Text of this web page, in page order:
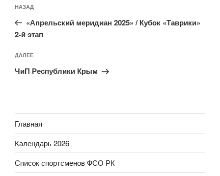
по
записям
Предыдущая
запись:
НАЗАД
«Апрельский меридиан 2025» / Кубок «Таврики»
2-й этап
Следующая
запись
ДАЛЕЕ
ЧиП Республики Крым
Главная
Календарь 2026
Список спортсменов ФСО РК